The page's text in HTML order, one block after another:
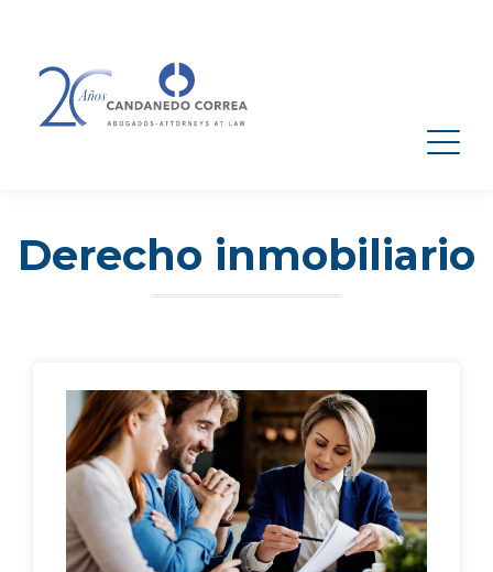
Derecho inmobiliario